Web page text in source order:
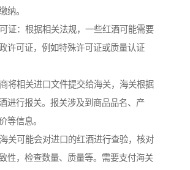
纳。
证：根据相关法规，一些红酒可能需要
许可证，例如特殊许可证或质量认证
将相关进口文件提交给海关，海关根据
进行报关。报关涉及到商品品名、产
等信息。
关可能会对进口的红酒进行查验，核对
性，检查数量、质量等。需要支付海关